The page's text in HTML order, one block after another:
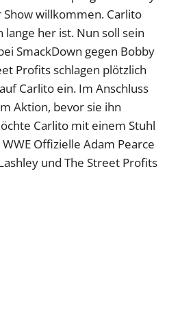
willkommen. Carlito
lange her ist. Nun soll sein
SmackDown gegen Bobby
Profits schlagen plötzlich
Carlito ein. Im Anschluss
Aktion, bevor sie ihn
Carlito mit einem Stuhl
Offizielle Adam Pearce
und The Street Profits